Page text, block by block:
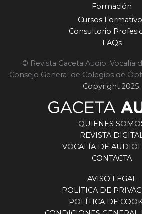
Formación
Cursos
Consultorio
FAQs
© Revista Gaceta Audio. Vocalía
Consejo General de Colegios de
Copyright 2025.
QUIENES
REVISTA
VOCALÍA DE
CONTACTA
AVISO LEGAL
POLÍTICA DE
POLÍTICA DE